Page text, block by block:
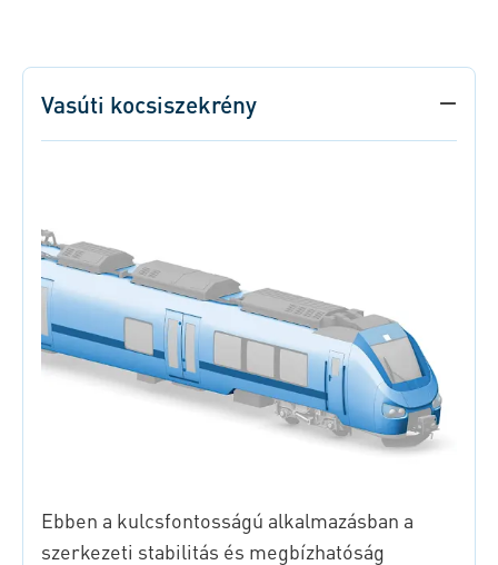
Vasúti kocsiszekrény
Ebben a kulcsfontosságú alkalmazásban a
szerkezeti stabilitás és megbízhatóság